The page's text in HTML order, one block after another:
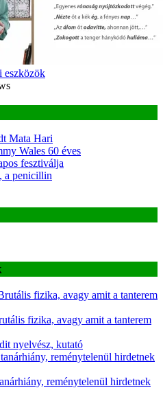
eszközök
Mata Hari
Wales 60 éves
fesztiválja
a penicillin
fizika, avagy amit a tanterem
fizika, avagy amit a tanterem
nyelvész, kutató
reménytelenül hirdetnek
reménytelenül hirdetnek